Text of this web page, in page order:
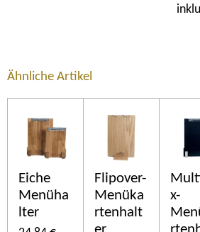
Ähnliche Artikel
Eiche
Menüha
lter
Flipover-
Menüka
rtenhalt
x-